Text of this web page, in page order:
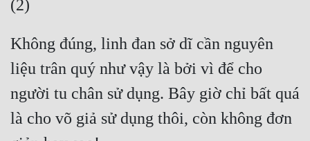
Không đúng, linh đan sở dĩ cần nguyên
liệu trân quý như vậy là bởi vì để cho
người tu chân sử dụng. Bây giờ chỉ bất quá
là cho võ giả sử dụng thôi, còn không đơn